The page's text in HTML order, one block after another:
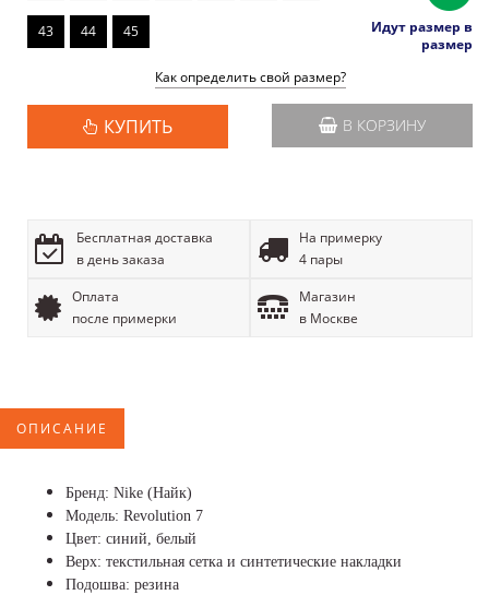
43 44 45
Идут размер в
размер
Как определить свой размер?
КУПИТЬ В КОРЗИНУ
Бесплатная доставка
в день заказа
На примерку
4 пары
Оплата
после примерки
Магазин
в Москве
ОПИСАНИЕ
Бренд: Nike (Найк)
Модель: Revolution 7
Цвет: синий, белый
Верх: текстильная сетка и синтетические накладки
Подошва: резина